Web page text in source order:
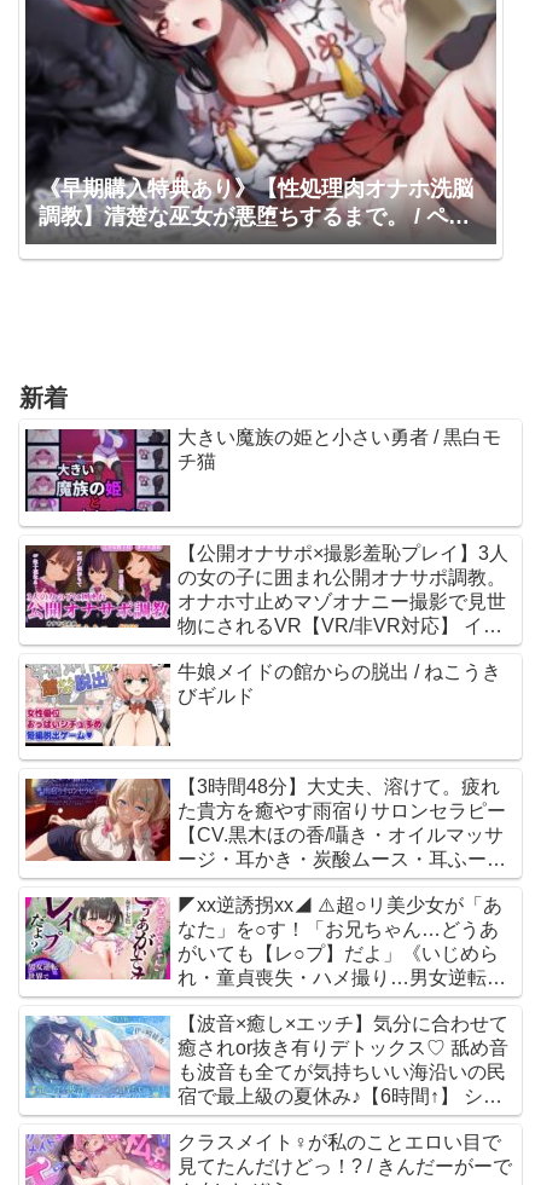
《早期購入特典あり》【性処理肉オナホ洗脳
調教】清楚な巫女が悪堕ちするまで。 / ペン
デュラムボイス / 御子柴泉
新着
大きい魔族の姫と小さい勇者 / 黒白モ
チ猫
【公開オナサポ×撮影羞恥プレイ】3人
の女の子に囲まれ公開オナサポ調教。
オナホ寸止めマゾオナニー撮影で見世
物にされるVR【VR/非VR対応】 イン
デンピア
牛娘メイドの館からの脱出 / ねこうき
びギルド
【3時間48分】大丈夫、溶けて。疲れ
た貴方を癒やす雨宿りサロンセラピー
【CV.黒木ほの香/囁き・オイルマッサ
ージ・耳かき・炭酸ムース・耳ふー・
両耳癒やし】
Noahs_Lifecare_Program / 黒木ほの香
◤xx逆誘拐xx◢ ⚠️超○リ美少女が「あ
なた」を○す！「お兄ちゃん…どうあ
がいても【レ○プ】だよ」《いじめら
れ・童貞喪失・ハメ撮り…男女逆転世
界で性犯罪被害者に》 ありすほすぴた
る / 奏手七色
【波音×癒し×エッチ】気分に合わせて
癒されor抜き有りデトックス♡ 舐め音
も波音も全てが気持ちいい海沿いの民
宿で最上級の夏休み♪【6時間↑】 シロ
クマの嫁 / 伊ヶ崎綾香
クラスメイト♀が私のことエロい目で
見てたんだけどっ！? / きんだーがーで